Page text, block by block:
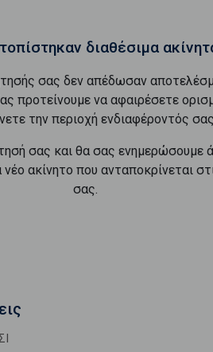
διαθέσιμα
σας δεν απέδωσαν
προτείνουμε να αφαιρέσετε
την περιοχή ενδιαφέροντός
σας και θα σας ενημερώσουμε
νέο ακίνητο που ανταποκρίνεται
σας.